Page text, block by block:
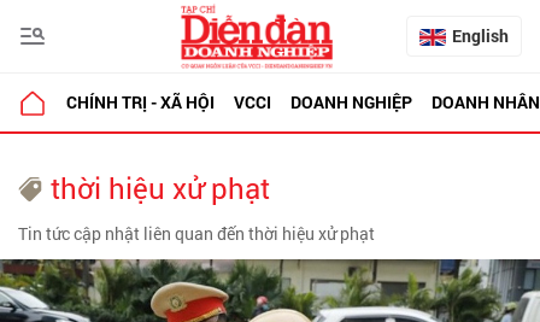
English
CHÍNH TRỊ - XÃ HỘI VCCI DOANH NGHIỆP DOANH NHÂN
thời hiệu xử phạt
Tin tức cập nhật liên quan đến thời hiệu xử phạt